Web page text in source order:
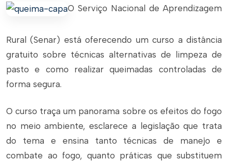
O Serviço Nacional de Aprendizagem
Rural (Senar) está oferecendo um curso a distância
gratuito sobre técnicas alternativas de limpeza de
pasto e como realizar queimadas controladas de
forma segura.
O curso traça um panorama sobre os efeitos do fogo
no meio ambiente, esclarece a legislação que trata
do tema e ensina tanto técnicas de manejo e
combate ao fogo, quanto práticas que substituem